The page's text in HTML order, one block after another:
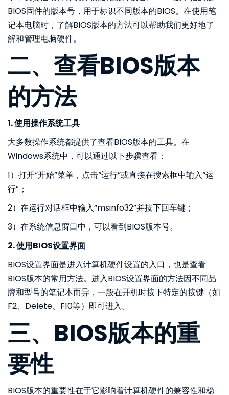
BIOS固件的版本号，用于标识不同版本的BIOS。在使用笔
记本电脑时，了解BIOS版本的方法可以帮助我们更好地了
解和管理电脑硬件。
二、查看BIOS版本
的方法
1. 使用操作系统工具
大多数操作系统都提供了查看BIOS版本的工具。在
Windows系统中，可以通过以下步骤查看：
1）打开“开始”菜单，点击“运行”或直接在搜索框中输入“运
行”；
2）在运行对话框中输入“msinfo32”并按下回车键；
3）在系统信息窗口中，可以看到BIOS版本号。
2. 使用BIOS设置界面
BIOS设置界面是进入计算机硬件设置的入口，也是查看
BIOS版本的常用方法。进入BIOS设置界面的方法因不同品
牌和型号的笔记本而异，一般在开机时按下特定的按键（如
F2、Delete、F10等）即可进入。
三、BIOS版本的重
要性
BIOS版本的重要性在于它影响着计算机硬件的兼容性和稳